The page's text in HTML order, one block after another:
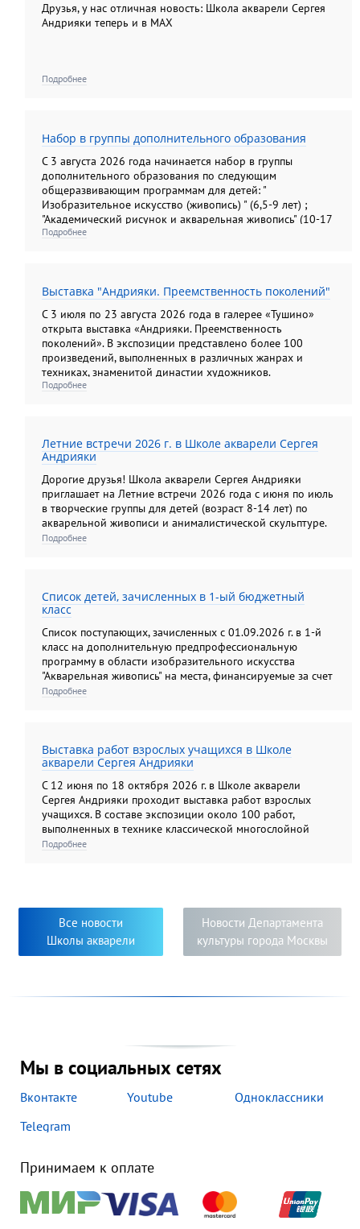
Друзья, у нас отличная новость: Школа акварели Сергея
Андрияки теперь и в MAX
Подробнее
Набор в группы дополнительного образования
С 3 августа 2026 года начинается набор в группы
дополнительного образования по следующим
общеразвивающим программам для детей: "
Изобразительное искусство (живопись) " (6,5-9 лет) ;
"Академический рисунок и акварельная живопись" (10-17
лет); "Изобразительное искусство (рисунок, живопись,
живопись"; " Колористический натюрморт";
изображения на бумаге"; "Композиционный портрет"
Подробнее
Выставка "Андрияки. Преемственность поколений"
С 3 июля по 23 августа 2026 года в галерее «Тушино»
открыта выставка «Андрияки. Преемственность
поколений». В экспозиции представлено более 100
произведений, выполненных в различных жанрах и
техниках, знаменитой династии художников.
Подробнее
Летние встречи 2026 г. в Школе акварели Сергея
Андрияки
Дорогие друзья! Школа акварели Сергея Андрияки
приглашает на Летние встречи 2026 года с июня по июль
в творческие группы для детей (возраст 8-14 лет) по
акварельной живописи и анималистической скульптуре.
Подробнее
Список детей, зачисленных в 1-ый бюджетный
класс
Список поступающих, зачисленных с 01.09.2026 г. в 1-й
класс на дополнительную предпрофессиональную
программу в области изобразительного искусства
"Акварельная живопись" на места, финансируемые за счет
средств федерального бюджета.
Подробнее
Выставка работ взрослых учащихся в Школе
акварели Сергея Андрияки
С 12 июня по 18 октября 2026 г. в Школе акварели
Сергея Андрияки проходит выставка работ взрослых
учащихся. В составе экспозиции около 100 работ,
выполненных в технике классической многослойной
акварели, а также гризайли и карандашом. Экспозиция
новизна исполнения работ свидетельствуют о серьёзном
творческом погружении в мир изобразительного
искусства педагогов и их учеников.
Подробнее
Все новости
Школы акварели
Новости Департамента
культуры города Москвы
Мы в социальных сетях
Вконтакте Youtube
Одноклассники
Telegram
Принимаем к оплате